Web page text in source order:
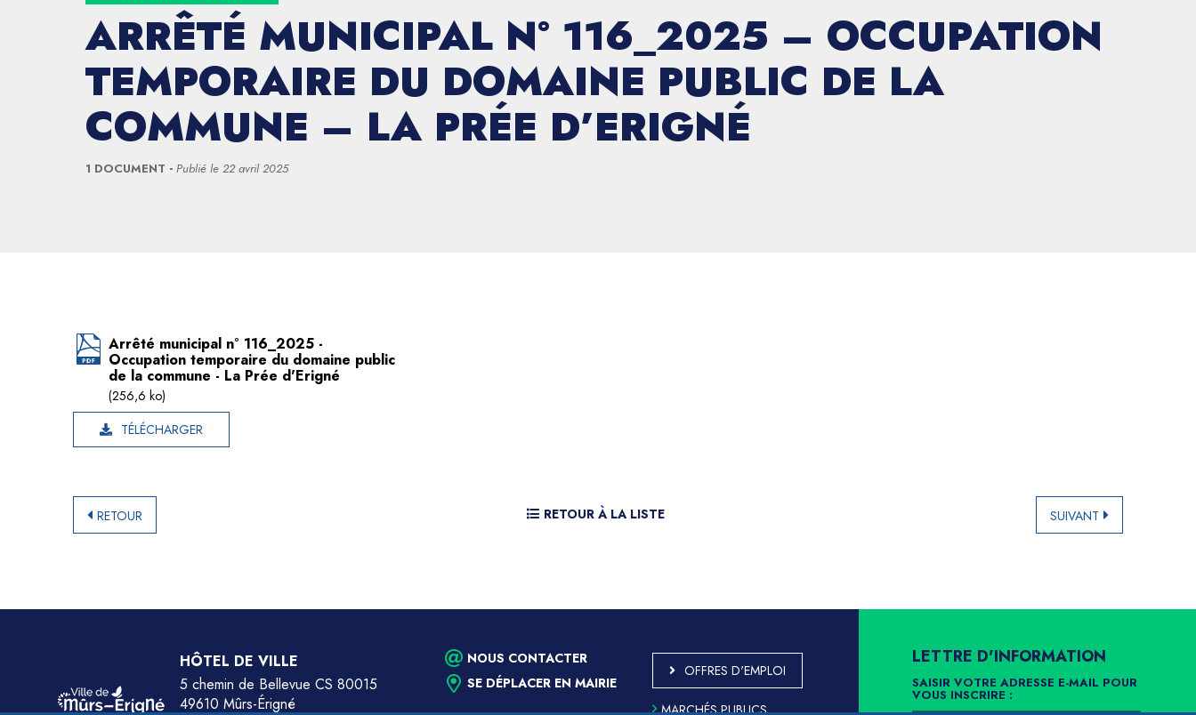
ARRÊTÉ MUNICIPAL N° 116_2025 – OCCUPATION
TEMPORAIRE DU DOMAINE PUBLIC DE LA
COMMUNE – LA PRÉE D’ERIGNÉ
1 DOCUMENT Publié le 22 avril 2025
Arrêté municipal n° 116_2025 -
Occupation temporaire du domaine public
de la commune - La Prée d'Erigné
(256,6 ko)
TÉLÉCHARGER
RETOUR RETOUR À LA LISTE SUIVANT
HÔTEL DE VILLE
5 chemin de Bellevue CS 80015
49610 Mûrs-Érigné
NOUS CONTACTER
SE DÉPLACER EN MAIRIE
OFFRES D'EMPLOI
MARCHÉS PUBLICS
LETTRE D'INFORMATION
SAISIR VOTRE ADRESSE E-MAIL POUR
VOUS INSCRIRE :